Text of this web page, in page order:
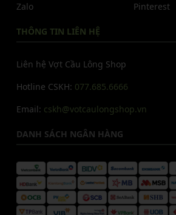
Zalo
Pinterest
THÔNG TIN LIÊN HỆ
Liên hệ Vợt Cầu Lông Shop
Hotline CSKH: 077.685.6666
Email: cskh@votcaulongshop.vn
DANH SÁCH NGÂN HÀNG